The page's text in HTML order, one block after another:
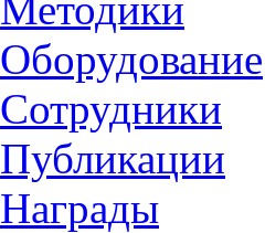
Оборудование
Сотрудники
Публикации
Награды